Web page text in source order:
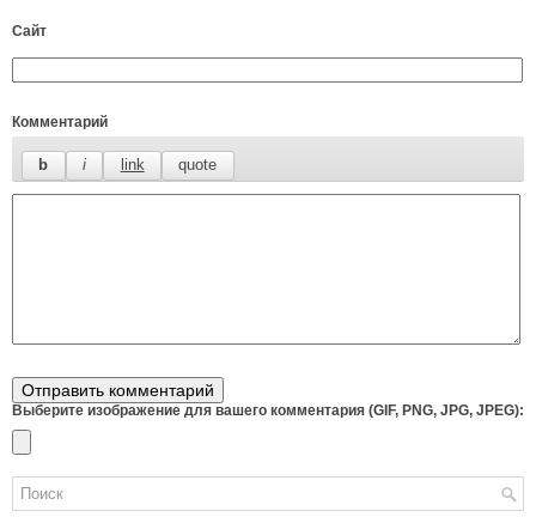
Сайт
Комментарий
Выберите изображение для вашего комментария (GIF, PNG, JPG, JPEG):